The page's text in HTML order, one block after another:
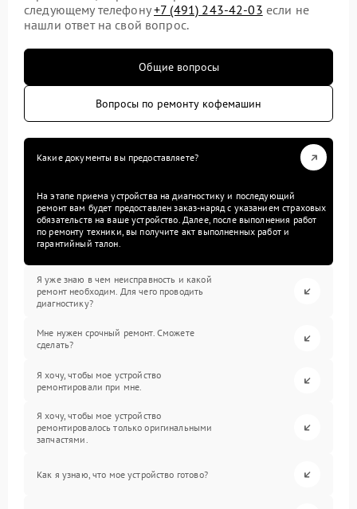
следующему телефону+7 (491) 243-42-03 если не
нашли ответ на свой вопрос.
Общие вопросы
Вопросы по ремонту кофемашин
Какие документы вы предоставляете?
На этапе приема устройства на диагностику и последующий
ремонт вам будет предоставлен заказ-наряд с указанием страховых
обязательств на ваше устройство. Далее, после выполнения работ
по ремонту техники, вы получите акт выполненных работ и
гарантийный талон.
Я уже знаю в чем неисправность и какой
ремонт необходим. Для чего проводить
диагностику?
Мне нужен срочный ремонт. Сможете
сделать?
Я хочу, чтобы мое устройство
ремонтировали при мне.
Я хочу, чтобы мое устройство
ремонтировалось только оригинальными
запчастями.
Как я узнаю, что мое устройство готово?